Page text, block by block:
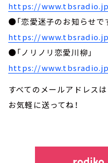
https://
●「恋愛迷子のお知らせで
https://
●「ノリノリ恋愛川柳」
https://
すべてのメールアドレ
お気軽に送ってね！